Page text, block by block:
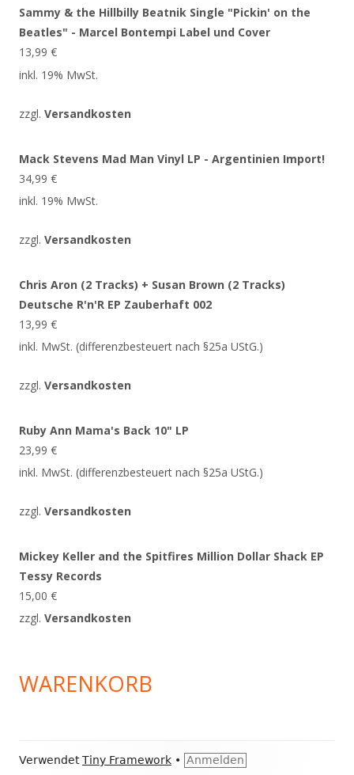
Sammy & the Hillbilly Beatnik Single "Pickin' on the
Beatles" - Marcel Bontempi Label und Cover
13,99 €
inkl. 19% MwSt.
zzgl. Versandkosten
Mack Stevens Mad Man Vinyl LP - Argentinien Import!
34,99 €
inkl. 19% MwSt.
zzgl. Versandkosten
Chris Aron (2 Tracks) + Susan Brown (2 Tracks)
Deutsche R'n'R EP Zauberhaft 002
13,99 €
inkl. MwSt. (differenzbesteuert nach §25a UStG.)
zzgl. Versandkosten
Ruby Ann Mama's Back 10" LP
23,99 €
inkl. MwSt. (differenzbesteuert nach §25a UStG.)
zzgl. Versandkosten
Mickey Keller and the Spitfires Million Dollar Shack EP
Tessy Records
15,00 €
zzgl. Versandkosten
WARENKORB
Footer
VerwendetTiny Framework • Anmelden